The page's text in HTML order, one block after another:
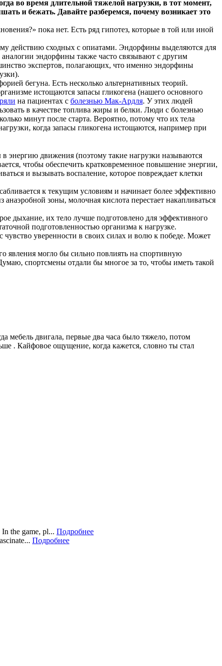
во время длительной тяжелой нагрузки, в тот момент,
и бежать. Давайте разберемся, почему возникает это
пока нет. Есть ряд гипотез, которые в той или иной
действию сходных с опиатами. Эндорфины выделяются для
эндорфины также часто связывают с другим
экспертов, полагающих, что именно эндорфины
бегуна. Есть несколько альтернативных теорий.
истощаются запасы гликогена (нашего основного
на пациентах с болезнью Мак-Ардля. У этих людей
в качестве топлива жиры и белки. Люди с болезнью
минут после старта. Вероятно, потому что их тела
когда запасы гликогена истощаются, например при
энергию движения (поэтому такие нагрузки называются
чтобы обеспечить кратковременное повышение энергии,
и вызывать воспаление, которое повреждает клетки
к текущим условиям и начинает более эффективно
зоны, молочная кислота перестает накапливаться
дыхание, их тело лучше подготовлено для эффективного
подготовленностью организма к нагрузке.
уверенности в своих силах и волю к победе. Может
явления могло бы сильно повлиять на спортивную
спортсмены отдали бы многое за то, чтобы иметь такой
мебель двигала, первые два часа было тяжело, потом
. Кайфовое ощущение, когда кажется, словно ты стал
the game, pl... Подробнее
Подробнее